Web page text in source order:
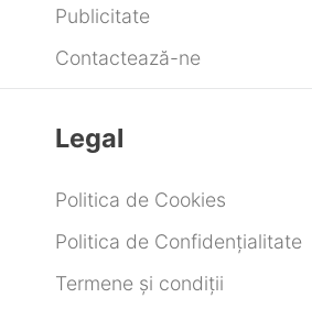
Publicitate
Contactează-ne
Legal
Politica de Cookies
Politica de Confidențialitate
Termene și condiții